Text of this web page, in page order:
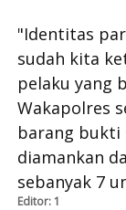
"Identitas
sudah kita
pelaku yang
Wakapolres
barang bukti
diamankan
sebanyak 7
Editor:1